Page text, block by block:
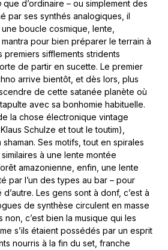
que d’ordinaire – ou simplement des
par ses synthés analogiques, il
boucle cosmique, lente,
pour bien préparer le terrain à
premiers sifflements stridents
de partir en sucette. Le premier
arrive bientôt, et dès lors, plus
de cette satanée planète où
avec sa bonhomie habituelle.
la chose électronique vintage
Schulze et tout le toutim),
Ses motifs, tout en spirales
à une lente montée
amazonienne, enfin, une lente
par l’un des types au bar – pour
d’autre. Les gens sont à donf, c’est à
de synthèse circulent en masse
non, c’est bien la musique qui les
s’ils étaient possédés par un esprit
nourris à la fin du set, franche